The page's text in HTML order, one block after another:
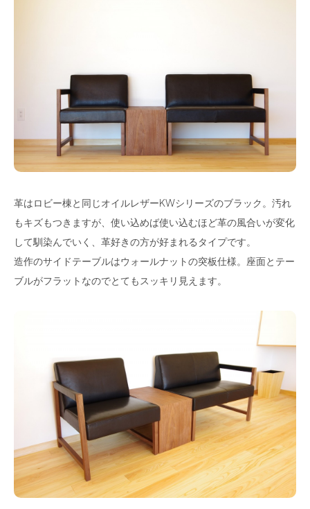
革はロビー棟と同じオイルレザーKWシリーズのブラック。汚れ
もキズもつきますが、使い込めば使い込むほど革の風合いが変化
して馴染んでいく、革好きの方が好まれるタイプです。
造作のサイドテーブルはウォールナットの突板仕様。座面とテー
ブルがフラットなのでとてもスッキリ見えます。